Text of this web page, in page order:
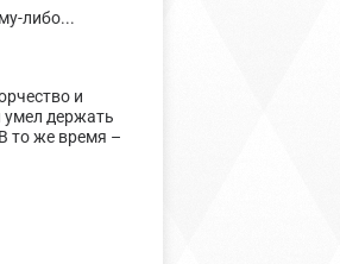
либо...
и
умел держать
то же время –